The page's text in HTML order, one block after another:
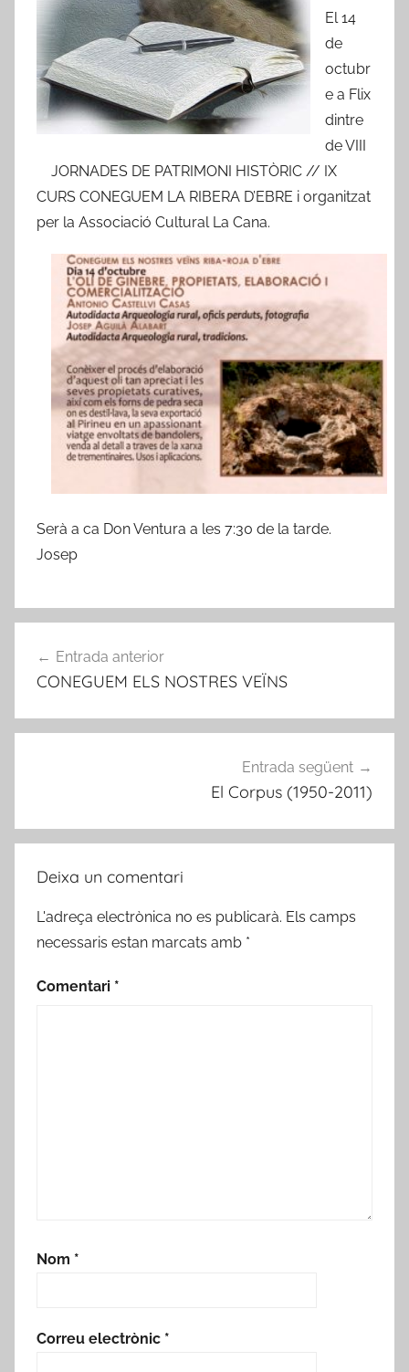
A
m
i
c
s
d
R
i
b
o
j
a
d
El 14
de
octubr
e a Flix
dintre
de VIII
JORNADES DE PATRIMONI HISTÒRIC // IX
CURS CONEGUEM LA RIBERA D’EBRE i organitzat
per la Associació Cultural La Cana.
Serà a ca Don Ventura a les 7:30 de la tarde.
Josep
d'entrades
Entrada anterior
CONEGUEM ELS NOSTRES VEÏNS
Entrada següent
El Corpus (1950-2011)
Deixa un comentari
L'adreça electrònica no es publicarà. Els camps
necessaris estan marcats amb *
Comentari *
Nom *
Correu electrònic *